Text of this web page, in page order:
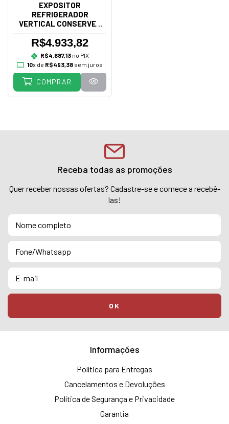
EXPOSITOR
REFRIGERADOR
VERTICAL CONSERVEX
R$4.933,82
R$4.687,13no PIX
10x de R$493,38sem juros
COMPRAR
Receba todas as promoções
Quer receber nossas ofertas? Cadastre-se e comece a recebê-
las!
Informações
Política para Entregas
Cancelamentos e Devoluções
Política de Segurança e Privacidade
Garantia